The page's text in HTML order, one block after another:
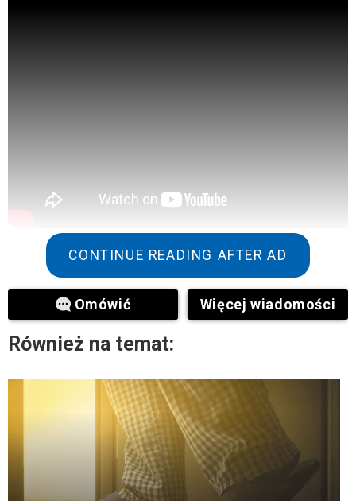
CONTINUE READING AFTER AD
Omówić Więcej wiadomości
Również na temat: